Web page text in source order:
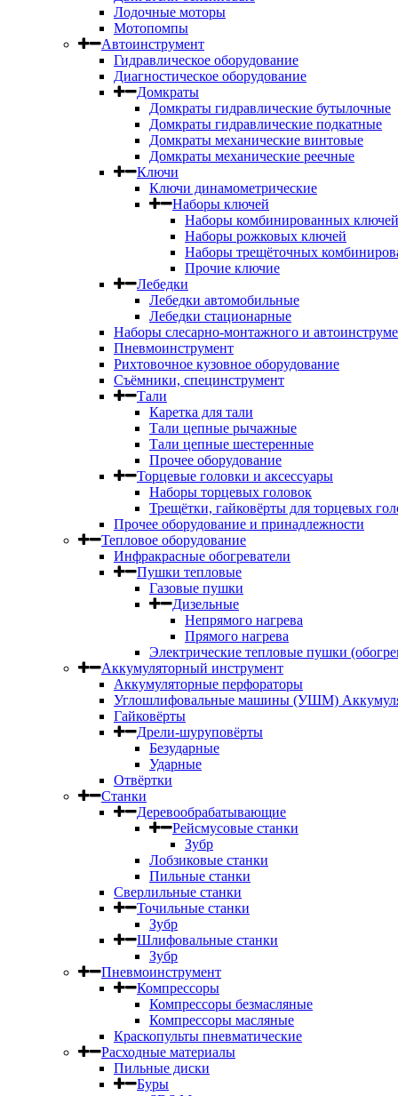
Лодочные моторы
Мотопомпы
Автоинструмент
Гидравлическое оборудование
Диагностическое оборудование
Домкраты
Домкраты гидравлические бутылочные
Домкраты гидравлические подкатные
Домкраты механические винтовые
Домкраты механические реечные
Ключи
Ключи динамометрические
Наборы ключей
Наборы комбинированных ключей
Наборы рожковых ключей
Наборы трещёточных
Прочие ключие
Лебедки
Лебедки автомобильные
Лебедки стационарные
Наборы слесарно-монтажного и
Пневмоинструмент
Рихтовочное кузовное оборудование
Съёмники, специнструмент
Тали
Каретка для тали
Тали цепные рычажные
Тали цепные шестеренные
Прочее оборудование
Торцевые головки и аксессуары
Наборы торцевых головок
Трещётки, гайковёрты для торцевых
Прочее оборудование и принадлежности
Тепловое оборудование
Инфракрасные обогреватели
Пушки тепловые
Газовые пушки
Дизельные
Непрямого нагрева
Прямого нагрева
Электрические тепловые пушки
Аккумуляторный инструмент
Аккумуляторные перфораторы
Углошлифовальные машины (УШМ)
Гайковёрты
Дрели-шуруповёрты
Безударные
Ударные
Отвёртки
Станки
Деревообрабатывающие
Рейсмусовые станки
Зубр
Лобзиковые станки
Пильные станки
Сверлильные станки
Точильные станки
Зубр
Шлифовальные станки
Зубр
Пневмоинструмент
Компрессоры
Компрессоры безмасляные
Компрессоры масляные
Краскопульты пневматические
Расходные материалы
Пильные диски
Буры